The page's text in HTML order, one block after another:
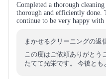
Completed a thorough
thorough and efficiently done.
continue to be very happy with
まかせるクリーニングの返
この度はご依頼ありがとう
たてて光栄です。 今後とも